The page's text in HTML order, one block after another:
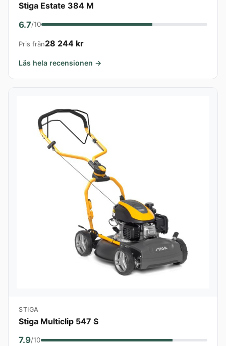
Stiga Estate 384 M
6.7/10
Pris från28 244 kr
Läs hela recensionen →
STIGA
Stiga Multiclip 547 S
7.9/10